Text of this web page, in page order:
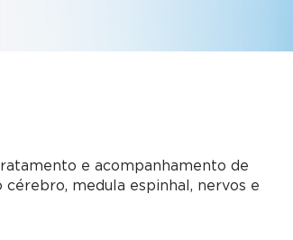
e acompanhamento de
medula espinhal, nervos e